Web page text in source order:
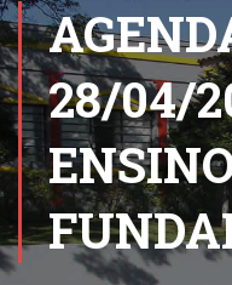
28/04/